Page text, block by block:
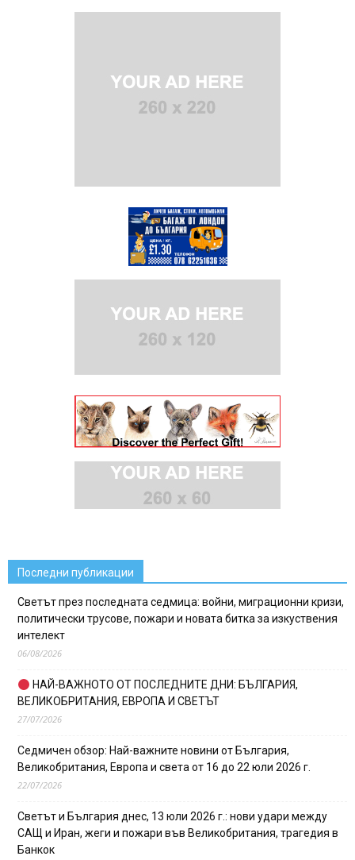
Последни публикации
Светът през последната седмица: войни, миграционни кризи,
политически трусове, пожари и новата битка за изкуствения
интелект
06/08/2026
НАЙ-ВАЖНОТО ОТ ПОСЛЕДНИТЕ ДНИ: БЪЛГАРИЯ,
ВЕЛИКОБРИТАНИЯ, ЕВРОПА И СВЕТЪТ
27/07/2026
Седмичен обзор: Най-важните новини от България,
Великобритания, Европа и света от 16 до 22 юли 2026 г.
22/07/2026
Светът и България днес, 13 юли 2026 г.: нови удари между
САЩ и Иран, жеги и пожари във Великобритания, трагедия в
Банкок